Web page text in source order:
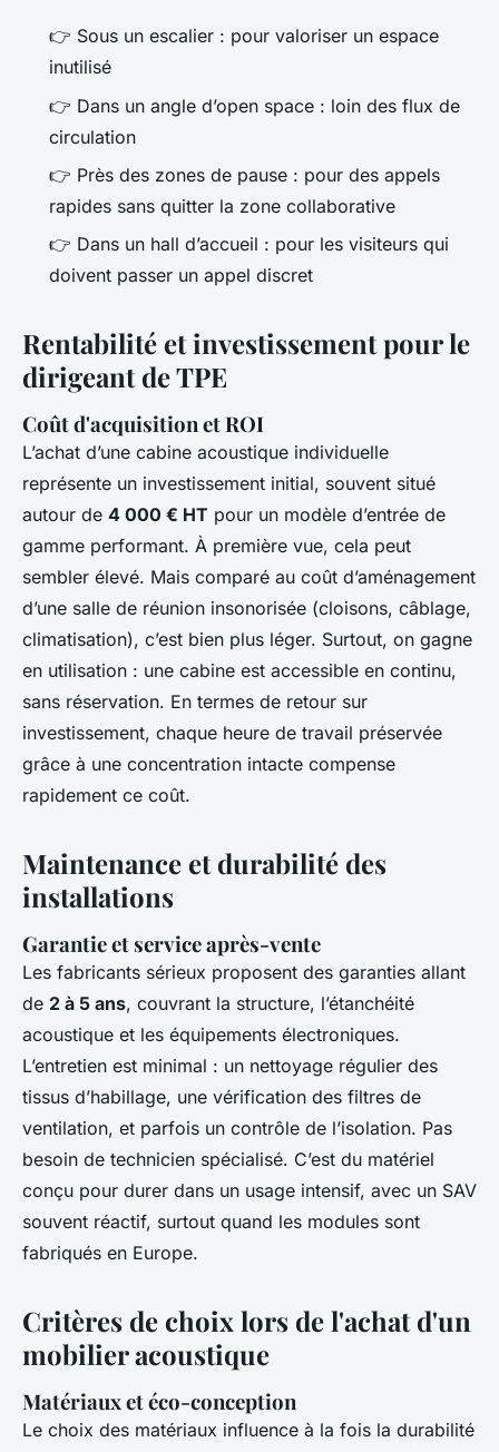
👉 Sous un escalier : pour valoriser un espace
inutilisé
👉 Dans un angle d’open space : loin des flux de
circulation
👉 Près des zones de pause : pour des appels
rapides sans quitter la zone collaborative
👉 Dans un hall d’accueil : pour les visiteurs qui
doivent passer un appel discret
Rentabilité et investissement pour le
dirigeant de TPE
Coût d'acquisition et ROI
L’achat d’une cabine acoustique individuelle
représente un investissement initial, souvent situé
autour de 4 000 € HT pour un modèle d’entrée de
gamme performant. À première vue, cela peut
sembler élevé. Mais comparé au coût d’aménagement
d’une salle de réunion insonorisée (cloisons, câblage,
climatisation), c’est bien plus léger. Surtout, on gagne
en utilisation : une cabine est accessible en continu,
sans réservation. En termes de retour sur
investissement, chaque heure de travail préservée
grâce à une concentration intacte compense
rapidement ce coût.
Maintenance et durabilité des
installations
Garantie et service après-vente
Les fabricants sérieux proposent des garanties allant
de 2 à 5 ans, couvrant la structure, l’étanchéité
acoustique et les équipements électroniques.
L’entretien est minimal : un nettoyage régulier des
tissus d’habillage, une vérification des filtres de
ventilation, et parfois un contrôle de l’isolation. Pas
besoin de technicien spécialisé. C’est du matériel
conçu pour durer dans un usage intensif, avec un SAV
souvent réactif, surtout quand les modules sont
fabriqués en Europe.
Critères de choix lors de l'achat d'un
mobilier acoustique
Matériaux et éco-conception
Le choix des matériaux influence à la fois la durabilité